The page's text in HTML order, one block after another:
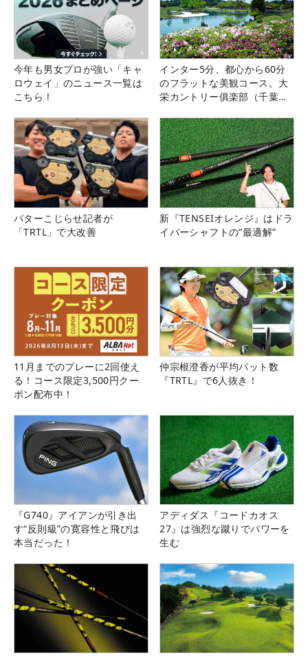
今年も男女プロが強い「キャ
ロウェイ」のニュース一覧は
こちら！
インター5分、都心から60分
のフラットな美観コース。大
栄カントリー俱楽部（千葉
パターこじらせ記者が
「TRTL」で大改善
新『TENSEIオレンジ』はドラ
イバーシャフトの“最適解”
11月までのプレーに2回使え
る！コース限定3,500円クー
ポン配布中！
仲宗根澄香が平均パット数
『TRTL』で6人抜き！
『G740』アイアンが引き出
す“反則級”の寛容性と飛びは
本当だった！
アディダス『コードカオス
27』は強烈な蹴りでパワーを
生む